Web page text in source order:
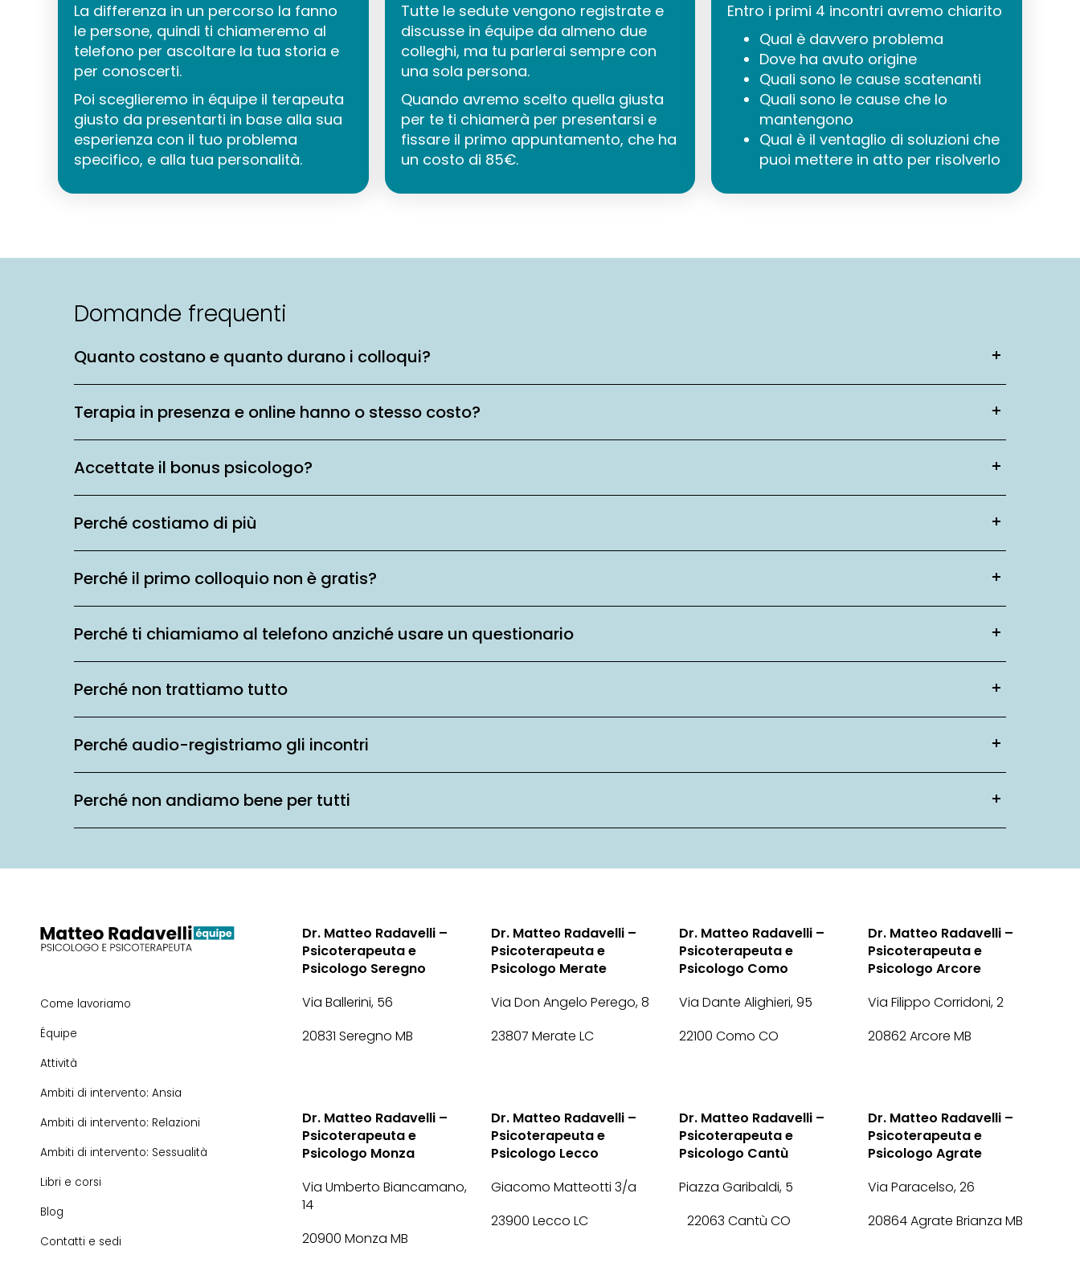
La differenza in un percorso la fanno
le persone, quindi ti chiameremo al
telefono per ascoltare la tua storia e
per conoscerti.
Poi sceglieremo in équipe il terapeuta
giusto da presentarti in base alla sua
esperienza con il tuo problema
specifico, e alla tua personalità.
Tutte le sedute vengono registrate e
discusse in équipe da almeno due
colleghi, ma tu parlerai sempre con
una sola persona.
Quando avremo scelto quella giusta
per te ti chiamerà per presentarsi e
fissare il primo appuntamento, che ha
un costo di 85€.
Entro i primi 4 incontri avremo chiarito
Qual è davvero problema
Dove ha avuto origine
Quali sono le cause scatenanti
Quali sono le cause che lo
mantengono
Qual è il ventaglio di soluzioni che
puoi mettere in atto per risolverlo
Domande frequenti
Quanto costano e quanto durano i colloqui?
Terapia in presenza e online hanno o stesso costo?
Accettate il bonus psicologo?
Perché costiamo di più
Perché il primo colloquio non è gratis?
Perché ti chiamiamo al telefono anziché usare un questionario
Perché non trattiamo tutto
Perché audio-registriamo gli incontri
Perché non andiamo bene per tutti
Come lavoriamo
Équipe
Attività
Ambiti di intervento: Ansia
Ambiti di intervento: Relazioni
Ambiti di intervento: Sessualità
Libri e corsi
Blog
Contatti e sedi
Dr. Matteo Radavelli –
Psicoterapeuta e
Psicologo Seregno
Via Ballerini, 56
20831 Seregno MB
Dr. Matteo Radavelli –
Psicoterapeuta e
Psicologo Merate
Via Don Angelo Perego, 8
23807 Merate LC
Dr. Matteo Radavelli –
Psicoterapeuta e
Psicologo Como
Via Dante Alighieri, 95
22100 Como CO
Dr. Matteo Radavelli –
Psicoterapeuta e
Psicologo Arcore
Via Filippo Corridoni, 2
20862 Arcore MB
Dr. Matteo Radavelli –
Psicoterapeuta e
Psicologo Monza
Via Umberto Biancamano,
14
20900 Monza MB
Dr. Matteo Radavelli –
Psicoterapeuta e
Psicologo Lecco
Giacomo Matteotti 3/a
23900 Lecco LC
Dr. Matteo Radavelli –
Psicoterapeuta e
Psicologo Cantù
Piazza Garibaldi, 5
22063 Cantù CO
Dr. Matteo Radavelli –
Psicoterapeuta e
Psicologo Agrate
Via Paracelso, 26
20864 Agrate Brianza MB